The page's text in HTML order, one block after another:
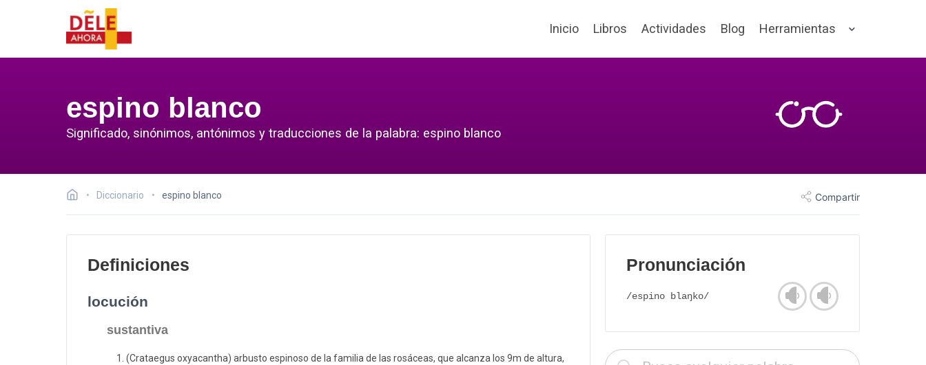
Inicio Libros Actividades Blog Herramientas
espino blanco
Significado, sinónimos, antónimos y traducciones de la palabra: espino blanco
Diccionario espino blanco Compartir
Definiciones
locución
sustantiva
(Crataegus oxyacantha) arbusto espinoso de la familia de las rosáceas, que alcanza los 9m de altura,
Pronunciación
/espino blaŋko/